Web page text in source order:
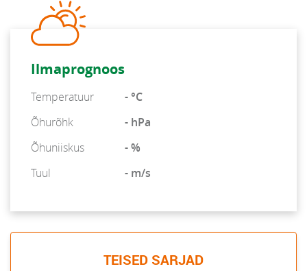
Ilmaprognoos
Temperatuur
- °C
Õhurõhk
- hPa
Õhuniiskus
- %
Tuul
- m/s
TEISED SARJAD